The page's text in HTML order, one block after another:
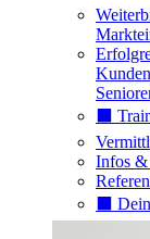
⬛️
Infos
⬛️